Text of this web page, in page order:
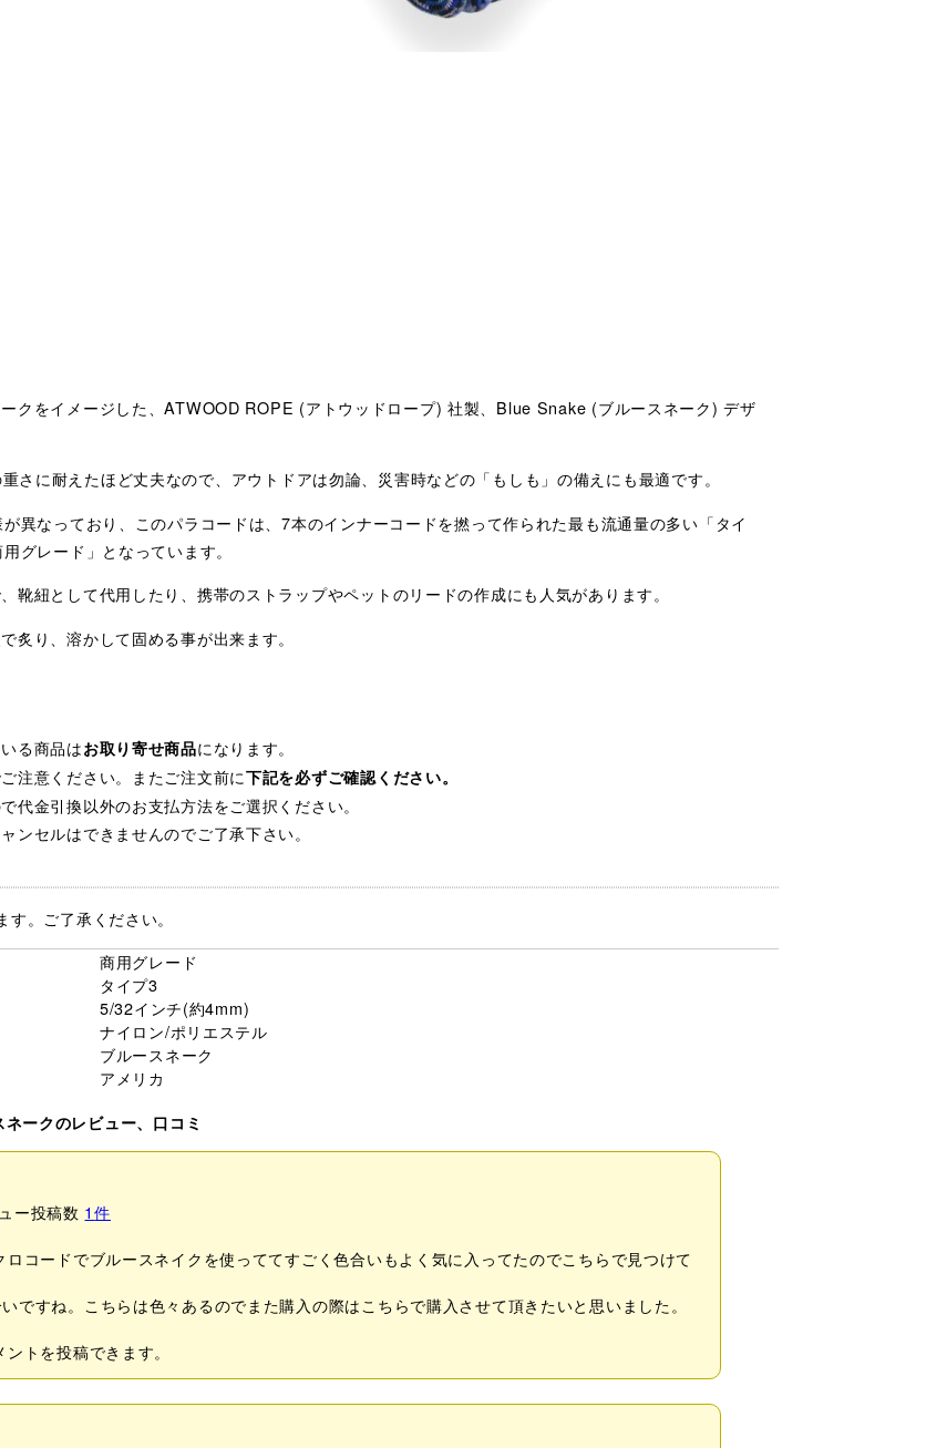
クをイメージした、ATWOOD ROPE (アトウッドロープ) 社製、Blue Snake (ブルースネーク) デザ
に耐えたほど丈夫なので、アウトドアは勿論、災害時などの「もしも」の備えにも最適です。
異なっており、このパラコードは、7本のインナーコードを撚って作られた最も流通量の多い「タイ
グレード」となっています。
靴紐として代用したり、携帯のストラップやペットのリードの作成にも人気があります。
炙り、溶かして固める事が出来ます。
る商品はお取り寄せ商品になります。
注意ください。またご注文前に下記を必ずご確認ください。
金引換以外のお支払方法をご選択ください。
セルはできませんのでご了承下さい。
。ご了承ください。
商用グレード
タイプ3
5/32インチ(約4mm)
ナイロン/ポリエステル
ブルースネーク
アメリカ
ークのレビュー、口コミ
ー投稿数 1件
コードでブルースネイクを使っててすごく色合いもよく気に入ってたのでこちらで見つけて
ですね。こちらは色々あるのでまた購入の際はこちらで購入させて頂きたいと思いました。
トを投稿できます。